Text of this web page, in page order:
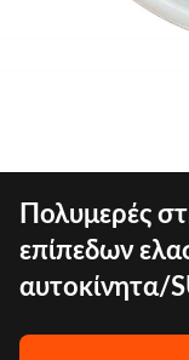
Πολυμερές
επίπεδων
αυτοκίνητα/